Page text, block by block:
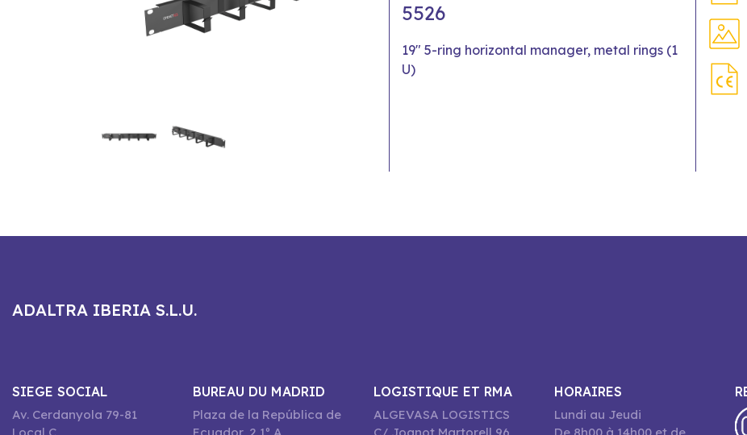
5526
19" 5-ring horizontal manager, metal rings (1
U)
ADALTRA IBERIA S.L.U.
SIEGE SOCIAL
Av. Cerdanyola 79-81
BUREAU DU MADRID
Plaza de la República de
LOGISTIQUE ET RMA
ALGEVASA LOGISTICS
HORAIRES
Lundi au Jeudi